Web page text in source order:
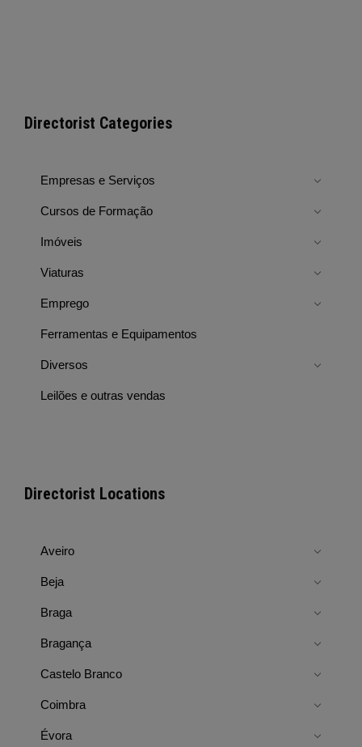
Directorist Categories
Empresas e Serviços
Cursos de Formação
Imóveis
Viaturas
Emprego
Ferramentas e Equipamentos
Diversos
Leilões e outras vendas
Directorist Locations
Aveiro
Beja
Braga
Bragança
Castelo Branco
Coimbra
Évora